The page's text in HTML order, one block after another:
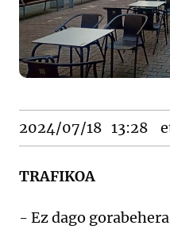
2024/07/18 13:28
TRAFIKOA
- Ez dago